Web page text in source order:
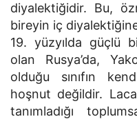
diyalektiğidir. Bu,
bireyin iç
19. yüzyılda güçlü
olan Rusya’da,
olduğu sınıfın
hoşnut değildir.
tanımladığı